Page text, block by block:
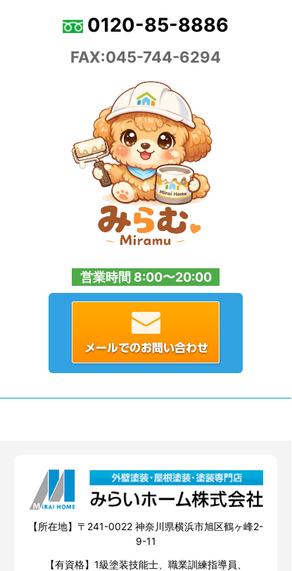
0120-85-8886
FAX:045-744-6294
営業時間 8:00〜20:00
【所在地】〒241-0022 神奈川県横浜市旭区鶴ヶ峰2-
9-11
【有資格】1級塗装技能士、職業訓練指導員、